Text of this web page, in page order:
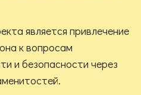
является привлечение
к вопросам
и безопасности через